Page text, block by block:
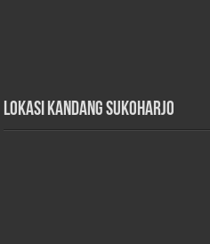
Lokasi Kandang Sukoharjo